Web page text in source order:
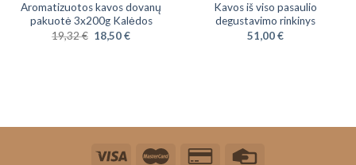
Aromatizuotos kavos dovanų
pakuotė 3x200g Kalėdos
19,32€ 18,50€
Kavos iš viso pasaulio
degustavimo rinkinys
51,00€